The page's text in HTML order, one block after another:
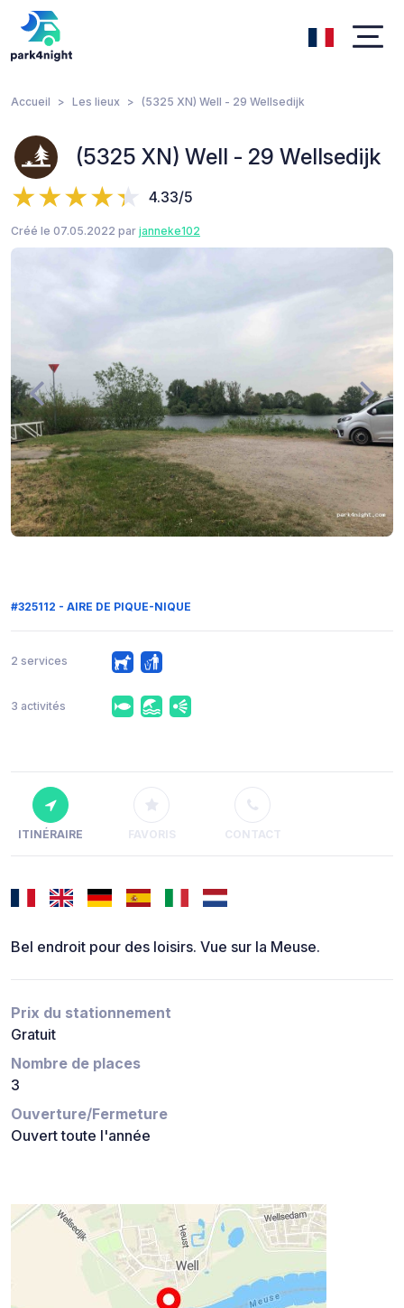
Accueil Les lieux (5325 XN) Well - 29 Wellsedijk
(5325 XN) Well - 29 Wellsedijk
4.33/5
Créé le 07.05.2022 par janneke102
#325112 - AIRE DE PIQUE-NIQUE
2 services
3 activités
ITINÉRAIRE FAVORIS CONTACT
Bel endroit pour des loisirs. Vue sur la Meuse.
Prix du stationnement
Gratuit
Nombre de places
3
Ouverture/Fermeture
Ouvert toute l'année